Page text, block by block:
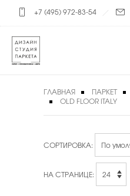
+7 (495) 972-83-54
ГЛАВНАЯ ПАРКЕТ
OLD FLOOR ITALY
СОРТИРОВКА:
НА СТРАНИЦЕ: